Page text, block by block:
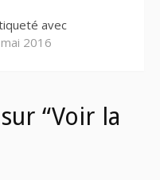
avec
2016
“Voir la